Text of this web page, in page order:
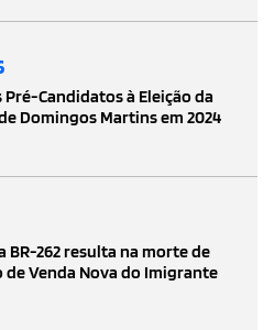
Pré-Candidatos à Eleição da
Domingos Martins em 2024
BR-262 resulta na morte de
de Venda Nova do Imigrante